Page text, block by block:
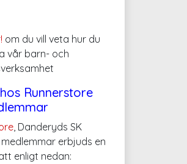
om du vill veta hur du
vår barn- och
Runnerstore
, Danderyds SK
erbjuds en
enligt nedan: